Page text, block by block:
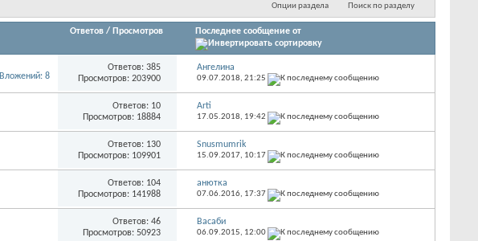
Опции раздела Поиск по разделу
Ответов / Просмотров Последнее сообщение от
Ответов: 385
Просмотров: 203900
Ангелина
09.07.2018, 21:25
Ответов: 10
Просмотров: 18884
Arti
17.05.2018, 19:42
Ответов: 130
Просмотров: 109901
Snusmumrik
15.09.2017, 10:17
Ответов: 104
Просмотров: 141988
анютка
07.06.2016, 17:37
Ответов: 46
Просмотров: 50923
Васаби
06.09.2015, 12:00